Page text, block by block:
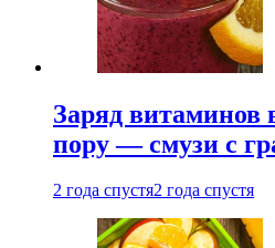
Заряд витаминов
пору — смузи с
2 года спустя2 года спустя